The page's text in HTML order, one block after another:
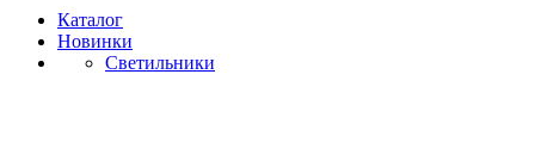
Каталог
Новинки
Светильники